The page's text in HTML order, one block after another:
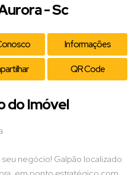
- Sc
Informações
QR Code
do Imóvel
negócio! Galpão localizado